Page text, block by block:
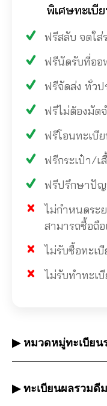
พิเศษทะเบี
ฟรีสลับ จดใส่
ฟรีนัดรับที่อ
ฟรีจัดส่ง ทั่วป
ฟรีไม่ต้องมัด
ฟรีโอนทะเบี
ฟรีกระเป๋า/เ
ฟรีปรึกษาปัญ
ไม่กำหนดระ
สามารถซื้อถื
ไม่รับซื้อทะเ
ไม่รับทำทะเ
▶ หมวดหมู่ทะเบียน
▶ ทะเบียนผลรวมดี